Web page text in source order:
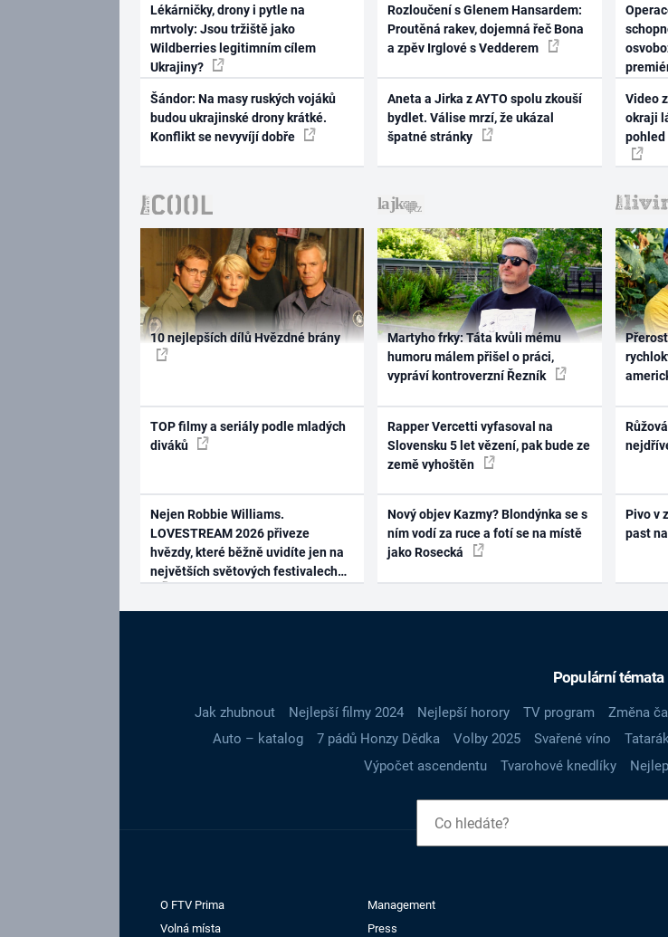
Lékárničky, drony i pytle na
mrtvoly: Jsou tržiště jako
Wildberries legitimním cílem
Ukrajiny?
Šándor: Na masy ruských vojáků
budou ukrajinské drony krátké.
Konflikt se nevyvíjí dobře
Rozloučení s Glenem Hansardem:
Proutěná rakev, dojemná řeč Bona
a zpěv Irglové s Vedderem
Aneta a Jirka z AYTO spolu zkouší
bydlet. Válise mrzí, že ukázal
špatné stránky
Video
okraji
pohled
10 nejlepších dílů Hvězdné brány
TOP filmy a seriály podle mladých
diváků
Nejen Robbie Williams.
LOVESTREAM 2026 přiveze
hvězdy, které běžně uvidíte jen na
největších světových festivalech
Martyho frky: Táta kvůli mému
humoru málem přišel o práci,
vypráví kontroverzní Řezník
Rapper Vercetti vyfasoval na
Slovensku 5 let vězení, pak bude ze
země vyhoštěn
Nový objev Kazmy? Blondýnka se s
ním vodí za ruce a fotí se na místě
jako Rosecká
Pivo v
past
Populární témata
Jak zhubnout Nejlepší filmy 2024 Nejlepší horory TV program Změna
Auto – katalog
7 pádů Honzy Dědka Volby 2025 Svařené víno
Výpočet ascendentu
Tvarohové knedlíky
O FTV Prima
Management
Volná místa
Press